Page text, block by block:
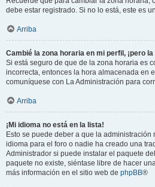
debe estar registrado. Si no lo está, este es
Arriba
Cambié la zona horaria en mi perfil, ¡pero
Si está seguro de que de la zona horaria es
incorrecta, entonces la hora almacenada en
comuníquese con La Administración para
Arriba
¡Mi idioma no está en la lista!
Esto se puede deber a que la
idioma para el foro o nadie ha creado una
Administrador si puede instalar el paquete
paquete no existe, siéntase libre de hacer
más información en el sitio web de phpBB®